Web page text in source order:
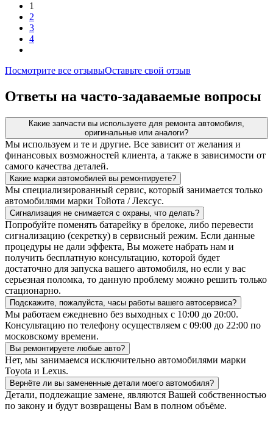
1
2
3
4
Посмотрите все отзывыОставьте свой отзыв
Ответы на часто-задаваемые вопросы
Какие запчасти вы используете для ремонта автомобиля,
оригинальные или аналоги?
Мы используем и те и другие. Все зависит от желания и
финансовых возможностей клиента, а также в зависимости от
самого качества деталей.
Какие марки автомобилей вы ремонтируете?
Мы специализированный сервис, который занимается только
автомобилями марки Тойота / Лексус.
Сигнализация не снимается с охраны, что делать?
Попробуйте поменять батарейку в брелоке, либо перевести
сигнализацию (секретку) в сервисный режим. Если данные
процедуры не дали эффекта, Вы можете набрать нам и
получить бесплатную консультацию, которой будет
достаточно для запуска вашего автомобиля, но если у вас
серьезная поломка, то данную проблему можно решить только
стационарно.
Подскажите, пожалуйста, часы работы вашего автосервиса?
Мы работаем ежедневно без выходных с 10:00 до 20:00.
Консультацию по телефону осуществляем с 09:00 до 22:00 по
московскому времени.
Вы ремонтируете любые авто?
Нет, мы занимаемся исключительно автомобилями марки
Toyota и Lexus.
Вернёте ли вы замененные детали моего автомобиля?
Детали, подлежащие замене, являются Вашей собственностью
по закону и будут возвращены Вам в полном объёме.